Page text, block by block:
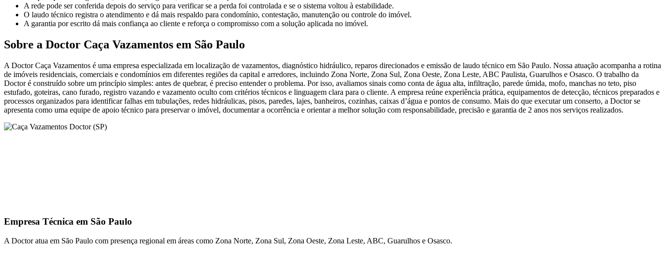
A rede pode ser conferida depois do serviço para verificar se a perda foi controlada e se o sistema voltou à estabilidade.
O laudo técnico registra o atendimento e dá mais respaldo para condomínio, contestação, manutenção ou controle do imóvel.
A garantia por escrito dá mais confiança ao cliente e reforça o compromisso com a solução aplicada no imóvel.
Sobre a Doctor Caça Vazamentos em São Paulo
A Doctor Caça Vazamentos é uma empresa especializada em localização de vazamentos, diagnóstico hidráulico, reparos direcionados e emissão de laudo técnico em São Paulo. Nossa atuação acompanha a rotina
de imóveis residenciais, comerciais e condomínios em diferentes regiões da capital e arredores, incluindo Zona Norte, Zona Sul, Zona Oeste, Zona Leste, ABC Paulista, Guarulhos e Osasco. O trabalho da
Doctor é construído sobre um princípio simples: antes de quebrar, é preciso entender o problema. Por isso, avaliamos sinais como conta de água alta, infiltração, parede úmida, mofo, manchas no teto, piso
estufado, goteiras, cano furado, registro vazando e vazamento oculto com critérios técnicos e linguagem clara para o cliente. A empresa reúne experiência prática, equipamentos de detecção, técnicos preparados e
processos organizados para identificar falhas em tubulações, redes hidráulicas, pisos, paredes, lajes, banheiros, cozinhas, caixas d’água e pontos de consumo. Mais do que executar um conserto, a Doctor se
apresenta como uma equipe de apoio técnico para preservar o imóvel, documentar a ocorrência e orientar a melhor solução com responsabilidade, precisão e garantia de 2 anos nos serviços realizados.
Empresa Técnica em São Paulo
A Doctor atua em São Paulo com presença regional em áreas como Zona Norte, Zona Sul, Zona Oeste, Zona Leste, ABC, Guarulhos e Osasco.